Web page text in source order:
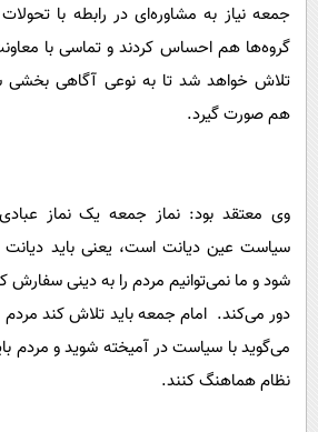
جمعه نیاز به مشاوره‌‌ای در رابطه با
گروه‌ها هم احساس کردند و تماسی با
تلاش خواهد شد تا به نوعی آگاهی بخشی
هم صورت‌ گیرد.
وی معتقد بود: نماز جمعه یک نماز
سیاست عین دیانت است، یعنی باید
شود و ما نمی‌توانیم مردم را به دینی سفارش
دور می‌کند. امام جمعه باید تلاش کند مردم
می‌گوید با سیاست در آمیخته شوید و مردم
نظام هماهنگ کنند.